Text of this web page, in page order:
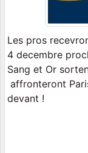
Les pros
4 decembre
Sang et Or
affronteront
devant !